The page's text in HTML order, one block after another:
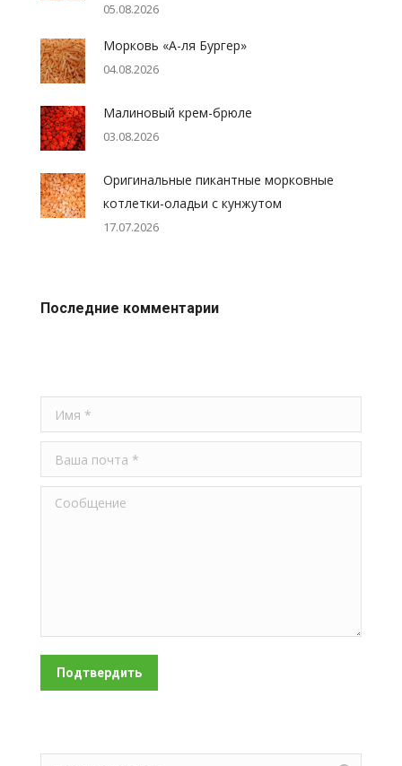
05.08.2026
Морковь «А-ля Бургер»
04.08.2026
Малиновый крем-брюле
03.08.2026
Оригинальные пикантные морковные
котлетки-оладьи с кунжутом
17.07.2026
Последние комментарии
Имя *
Ваша почта *
Сообщение
Подтвердить